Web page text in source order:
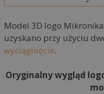
t
v
e
:
Model 3D logo
uzyskano przy użyciu
wyciągnięcie.
Oryginalny wygląd